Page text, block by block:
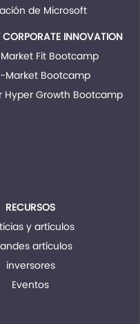
de Microsoft
INNOVATION
Fit Bootcamp
Market Bootcamp
Hyper Growth Bootcamp
RECURSOS
y artículos
artículos
inversores
Eventos